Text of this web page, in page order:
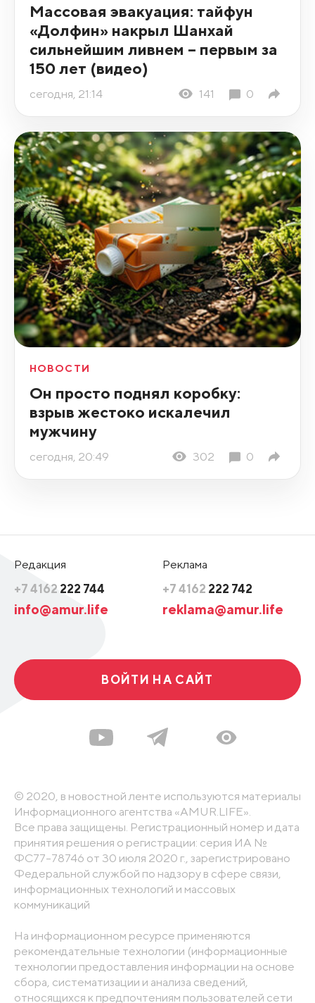
Массовая эвакуация: тайфун
«Долфин» накрыл Шанхай
сильнейшим ливнем – первым за
150 лет (видео)
сегодня, 21:14 141 0
НОВОСТИ
Он просто поднял коробку:
взрыв жестоко искалечил
мужчину
сегодня, 20:49 302 0
Редакция
+7 4162 222 744
info@amur.life
Реклама
+7 4162 222 742
reklama@amur.life
ВОЙТИ НА САЙТ
© 2020, в новостной ленте используются материалы
Информационного агентства «AMUR.LIFE».
Все права защищены. Регистрационный номер и дата
принятия решения о регистрации: серия ИА №
ФС77-78746 от 30 июля 2020 г., зарегистрировано
Федеральной службой по надзору в сфере связи,
информационных технологий и массовых
коммуникаций
На информационном ресурсе применяются
рекомендательные технологии (информационные
технологии предоставления информации на основе
сбора, систематизации и анализа сведений,
относящихся к предпочтениям пользователей сети